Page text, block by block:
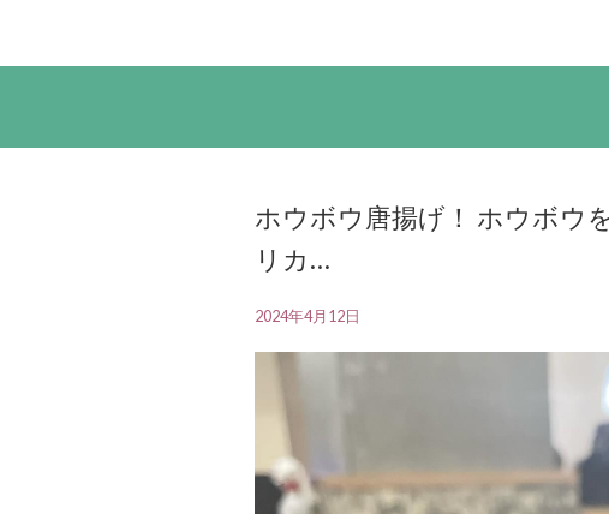
ホウボウ唐揚げ！ ホウボウ
リカ…
2024年4月12日